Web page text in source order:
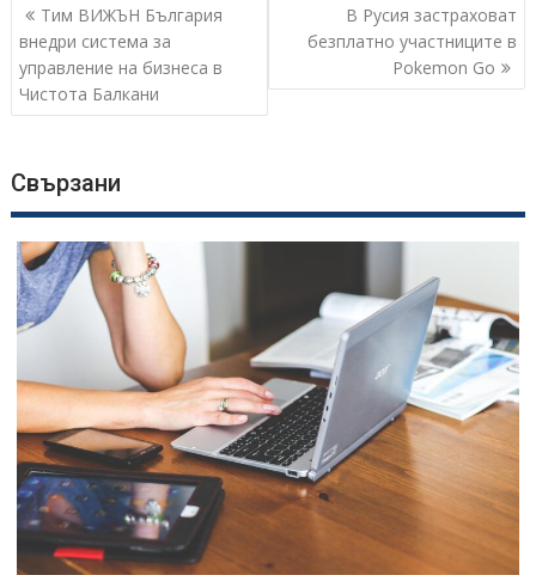
Навигация
Тим ВИЖЪН България
внедри система за
управление на бизнеса в
Чистота Балкани
В Русия застраховат
безплатно участниците в
Pokemon Go
Свързани